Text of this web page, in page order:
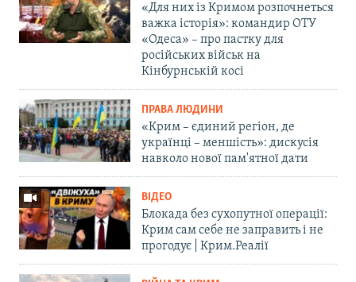
«Для них із Кримом розпочнеться
важка історія»: командир ОТУ
«Одеса» – про пастку для
російських військ на
Кінбурнській косі
ПРАВА ЛЮДИНИ
«Крим – єдиний регіон, де
українці – меншість»: дискусія
навколо нової пам'ятної дати
ВІДЕО
Блокада без сухопутної операції:
Крим сам себе не заправить і не
прогодує | Крим.Реалії